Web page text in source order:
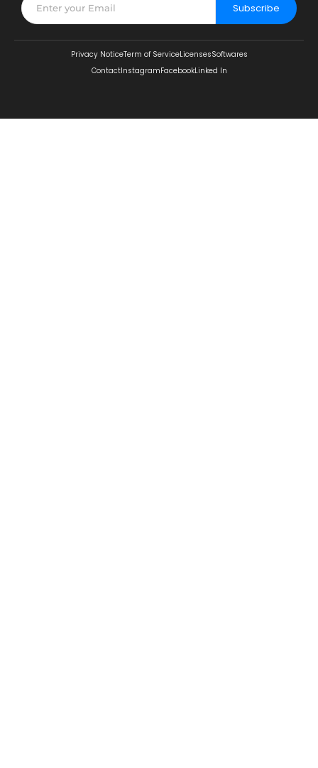
Subscribe
Privacy NoticeTerm of ServiceLicensesSoftwares
ContactInstagramFacebookLinked In